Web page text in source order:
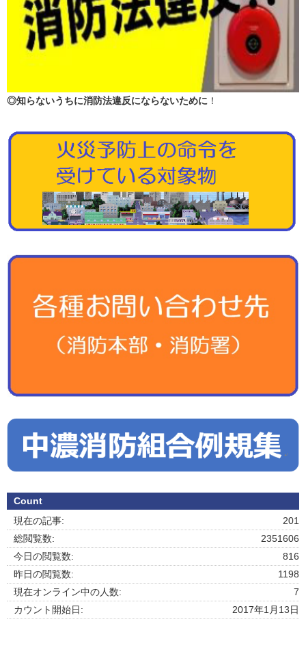
◎知らないうちに消防法違反にならないために ！
Count
201
現在の記事:
2351606
総閲覧数:
816
今日の閲覧数:
1198
昨日の閲覧数:
7
現在オンライン中の人数:
2017年1月13日
カウント開始日: